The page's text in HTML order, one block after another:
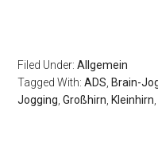
Filed Under:Allgemein
Tagged With:ADS Brain-
Jogging ,Großhirn Kleinhirn